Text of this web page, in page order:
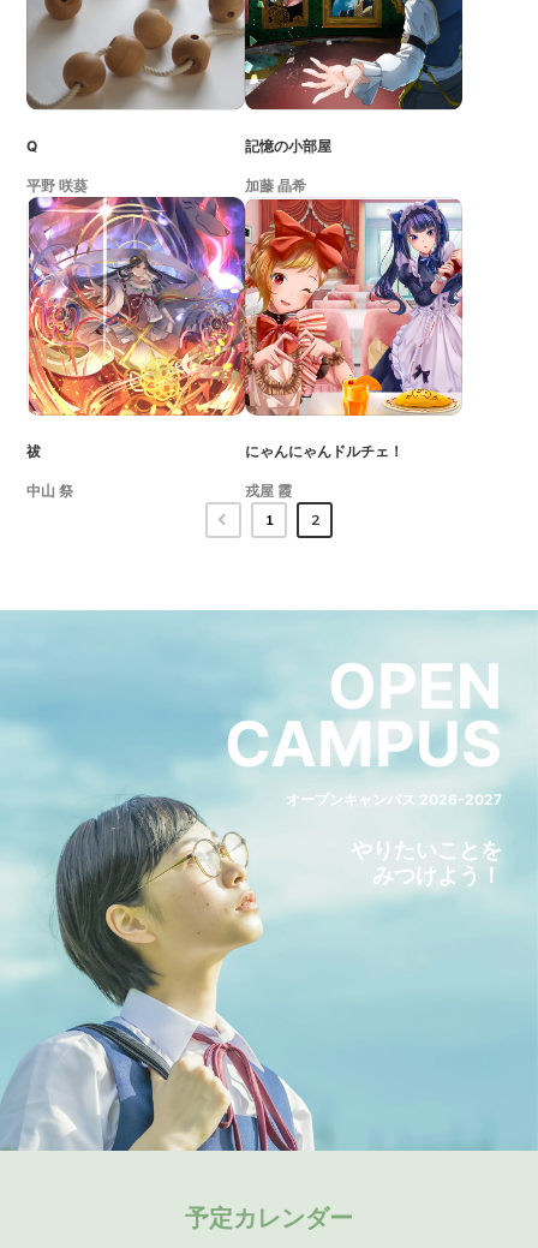
Q
平野 咲葵
記憶の小部屋
加藤 晶希
祓
中山 祭
にゃんにゃんドルチェ！
戎屋 霞
1
2
OPEN
CAMPUS
オープンキャンパス 2026-2027
やりたいことを
みつけよう！
予定カレンダー